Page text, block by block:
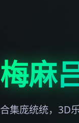
梅麻
合集庞统统，3D